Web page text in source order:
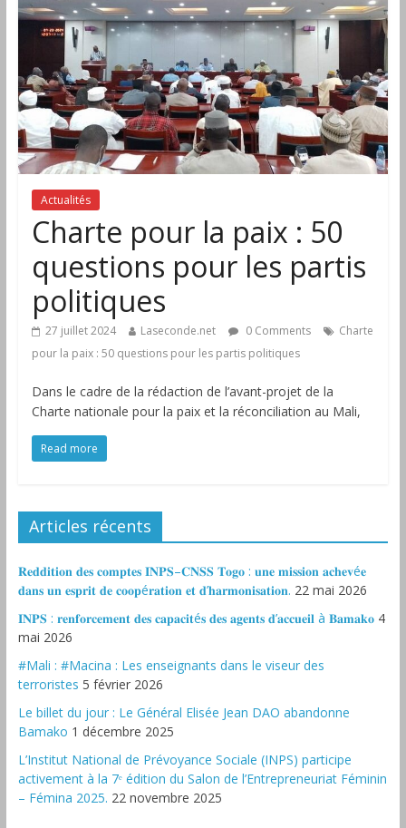
Actualités
Charte pour la paix : 50
questions pour les partis
politiques
27 juillet 2024 Laseconde.net 0 Comments
Charte
pour la paix : 50 questions pour les partis politiques
Dans le cadre de la rédaction de l’avant-projet de la
Charte nationale pour la paix et la réconciliation au Mali,
Read more
Articles récents
𝐑𝐞𝐝𝐝𝐢𝐭𝐢𝐨𝐧 𝐝𝐞𝐬 𝐜𝐨𝐦𝐩𝐭𝐞𝐬 𝐈𝐍𝐏𝐒–𝐂𝐍𝐒𝐒 𝐓𝐨𝐠𝐨 : 𝐮𝐧𝐞 𝐦𝐢𝐬𝐬𝐢𝐨𝐧 𝐚𝐜𝐡𝐞𝐯é𝐞
𝐝𝐚𝐧𝐬 𝐮𝐧 𝐞𝐬𝐩𝐫𝐢𝐭 𝐝𝐞 𝐜𝐨𝐨𝐩é𝐫𝐚𝐭𝐢𝐨𝐧 𝐞𝐭 𝐝’𝐡𝐚𝐫𝐦𝐨𝐧𝐢𝐬𝐚𝐭𝐢𝐨𝐧. 22 mai 2026
𝐈𝐍𝐏𝐒 : 𝐫𝐞𝐧𝐟𝐨𝐫𝐜𝐞𝐦𝐞𝐧𝐭 𝐝𝐞𝐬 𝐜𝐚𝐩𝐚𝐜𝐢𝐭é𝐬 𝐝𝐞𝐬 𝐚𝐠𝐞𝐧𝐭𝐬 𝐝’𝐚𝐜𝐜𝐮𝐞𝐢𝐥 à 𝐁𝐚𝐦𝐚𝐤𝐨 4
mai 2026
#Mali : #Macina : Les enseignants dans le viseur des
terroristes 5 février 2026
‎Le billet du jour : Le Général Elisée Jean DAO abandonne
Bamako 1 décembre 2025
L’Institut National de Prévoyance Sociale (INPS) participe
activement à la 7ᵉ édition du Salon de l’Entrepreneuriat Féminin
– Fémina 2025. 22 novembre 2025